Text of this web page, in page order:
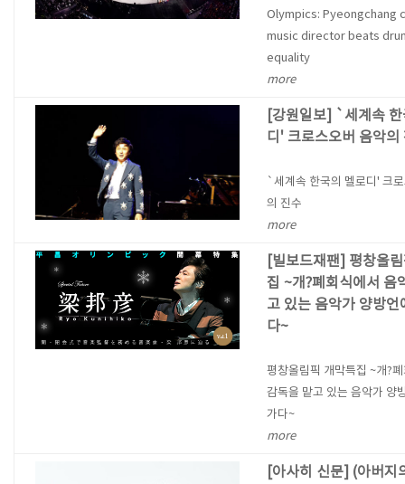
Olympics: Pyeongchang
music director beats
equality
more
[강원일보] `세계속 한
디' 크로스오버 음악의
`세계속 한국의 멜로디' 크
의 진수
more
[빌보드재팬] 평창올
집 ~개?폐회식에서 음
고 있는 음악가 양방언
다~
평창올림픽 개막특집 ~개?
감독을 맡고 있는 음악가 양
가다~
more
[아사히 신문] (아버지